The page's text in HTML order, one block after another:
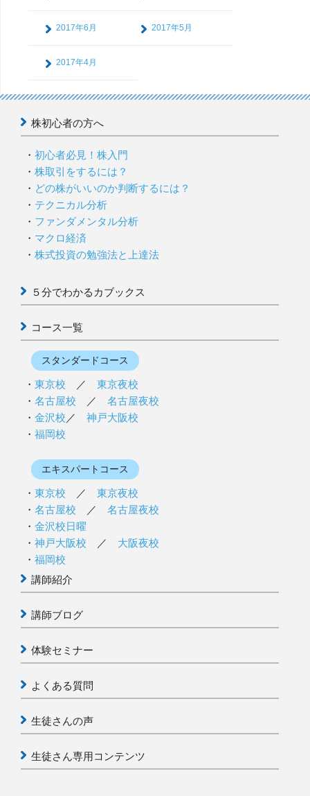
2017年6月 2017年5月
2017年4月
株初心者の方へ
初心者必見！株入門
株取引をするには？
どの株がいいのか判断するには？
テクニカル分析
ファンダメンタル分析
マクロ経済
株式投資の勉強法と上達法
５分でわかるカブックス
コース一覧
スタンダードコース
東京校 ／ 東京夜校
名古屋校 ／ 名古屋夜校
金沢校 ／ 神戸大阪校
福岡校
エキスパートコース
東京校 ／ 東京夜校
名古屋校 ／ 名古屋夜校
金沢校日曜
神戸大阪校 ／ 大阪夜校
福岡校
講師紹介
講師ブログ
体験セミナー
よくある質問
生徒さんの声
生徒さん専用コンテンツ